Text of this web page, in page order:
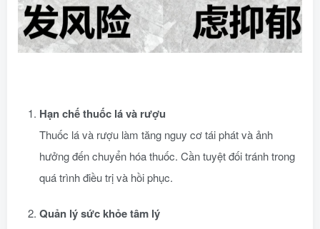
Hạn chế thuốc lá và rượu
Thuốc lá và rượu làm tăng nguy cơ tái phát và ảnh
hưởng đến chuyển hóa thuốc. Cần tuyệt đối tránh trong
quá trình điều trị và hồi phục.
Quản lý sức khỏe tâm lý